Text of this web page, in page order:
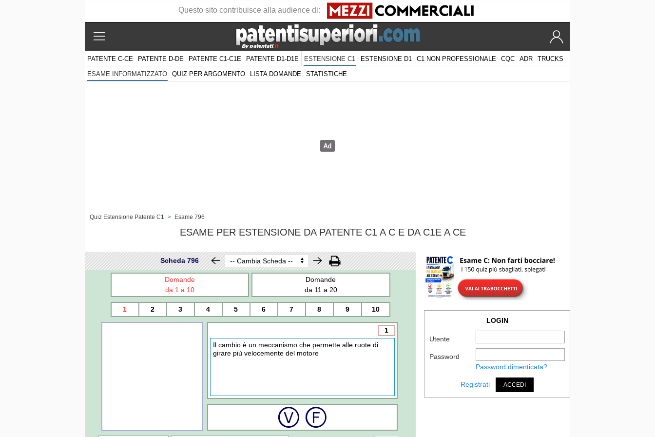
PATENTE C-CE PATENTE D-DE PATENTE C1-C1E PATENTE D1-D1E ESTENSIONE C1 ESTENSIONE D1 C1 NON PROFESSIONALE CQC ADR TRUCKS
ESAME INFORMATIZZATO QUIZ PER ARGOMENTO LISTA DOMANDE STATISTICHE
Quiz Estensione Patente C1 > Esame 796
ESAME PER ESTENSIONE DA PATENTE C1 A C E DA C1E A CE
Scheda 796
Domande
da 1 a 10
Domande
da 11 a 20
1 2 3 4 5 6 7 8 9 10
1
Il cambio è un meccanismo che permette alle ruote di
girare più velocemente del motore
LOGIN
Utente
Password
Password dimenticata?
Registrati ACCEDI
Questo sito contribuisce alla audience di: